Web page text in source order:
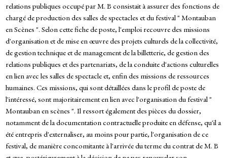
relations publiques occupé par M. B consistait à assurer des fonctions de
chargé de production des salles de spectacles et du festival " Montauban
en Scènes ". Selon cette fiche de poste, l'emploi recouvre des missions
d'organisation et de mise en œuvre des projets culturels de la collectivité,
de gestion technique et de management de la billetterie, de gestion des
relations publiques et des partenariats, de la conduite d'actions culturelles
en lien avec les salles de spectacle et, enfin des missions de ressources
humaines. Ces missions, qui sont détaillées dans le profil de poste de
l'intéressé, sont majoritairement en lien avec l'organisation du festival "
Montauban en scènes ". Il ressort également des pièces du dossier,
notamment de la documentation contractuelle produite en défense, qu'il a
été entrepris d'externaliser, au moins pour partie, l'organisation de ce
festival, de manière concomitante à l'arrivée du terme du contrat de M. B